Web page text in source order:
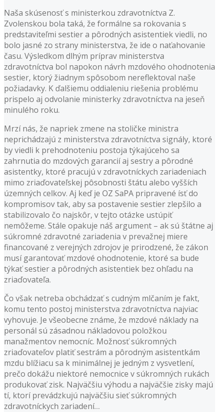
Naša skúsenosť s ministerkou zdravotníctva Z.
Zvolenskou bola taká, že formálne sa rokovania s
predstaviteľmi sestier a pôrodných asistentiek viedli, no
bolo jasné zo strany ministerstva, že ide o naťahovanie
času. Výsledkom dlhým príprav ministerstva
zdravotníctva bol napokon návrh mzdového ohodnotenia
sestier, ktorý žiadnym spôsobom nereflektoval naše
požiadavky. K ďalšiemu oddialeniu riešenia problému
prispelo aj odvolanie ministerky zdravotníctva na jeseň
minulého roku.
Mrzí nás, že napriek zmene na stoličke ministra
neprichádzajú z ministerstva zdravotníctva signály, ktoré
by viedli k prehodnoteniu postoja týkajúceho sa
zahrnutia do mzdových garancií aj sestry a pôrodné
asistentky, ktoré pracujú v zdravotníckych zariadeniach
mimo zriaďovateľskej pôsobnosti štátu alebo vyšších
územných celkov. Aj keď je OZ SaPA pripravené ísť do
kompromisov tak, aby sa postavenie sestier zlepšilo a
stabilizovalo čo najskôr, v tejto otázke ustúpiť
nemôžeme. Stále opakuje náš argument – ak sú štátne aj
súkromné zdravotné zariadenia v prevažnej miere
financované z verejných zdrojov je prirodzené, že zákon
musí garantovať mzdové ohodnotenie, ktoré sa bude
týkať sestier a pôrodných asistentiek bez ohľadu na
zriaďovateľa.
Čo však netreba obchádzať s cudným mlčaním je fakt,
komu tento postoj ministerstva zdravotníctva najviac
vyhovuje. Je všeobecne známe, že mzdové náklady na
personál sú zásadnou nákladovou položkou
manažmentov nemocníc. Možnosť súkromných
zriaďovateľov platiť sestrám a pôrodným asistentkám
mzdu blížiacu sa k minimálnej je jedným z vysvetlení,
prečo dokážu niektoré nemocnice v súkromných rukách
produkovať zisk. Najväčšiu výhodu a najväčšie zisky majú
tí, ktorí prevádzkujú najväčšiu sieť súkromných
zdravotníckych zariadení…